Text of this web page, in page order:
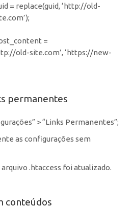
= replace(guid, ‘http://old-
=
old-site.com’, ‘https://new-
permanentes
> “Links Permanentes”;
as configurações sem
.htaccess foi atualizado.
conteúdos